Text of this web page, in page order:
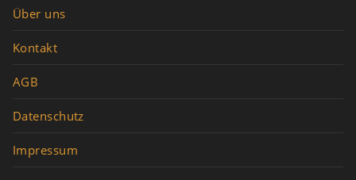
Über uns
Kontakt
AGB
Datenschutz
Impressum